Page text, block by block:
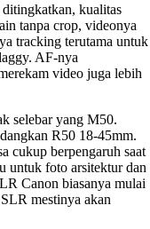
kualitas
tanpa crop, videonya
tracking terutama untuk
AF-nya
video juga lebih
selebar yang M50.
R50 18-45mm.
cukup berpengaruh saat
untuk foto arsitektur dan
Canon biasanya mulai
mestinya akan